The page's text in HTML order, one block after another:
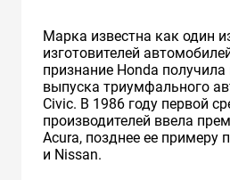
Марка известна как один
изготовителей
признание Honda получила
выпуска триумфального
Civic. В 1986 году первой
производителей ввела
Acura, позднее ее примеру
и Nissan.